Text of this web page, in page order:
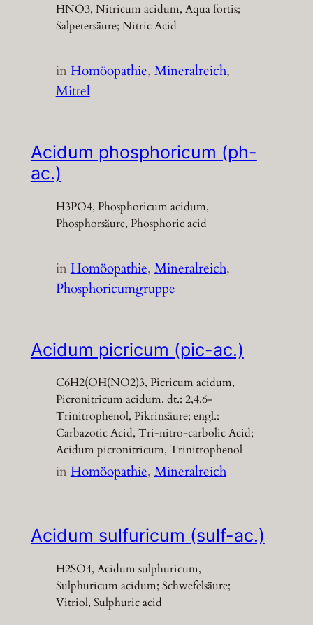
HNO3, Nitricum acidum, Aqua fortis;
Salpetersäure; Nitric Acid
inHomöopathie, Mineralreich
Mittel
Acidum phosphoricum (ph-
ac.)
H3PO4, Phosphoricum acidum,
Phosphorsäure, Phosphoric acid
inHomöopathie, Mineralreich
Phosphoricumgruppe
Acidum picricum (pic-ac.)
C6H2(OH(NO2)3, Picricum acidum,
Picronitricum acidum, dt.: 2,4,6-
Trinitrophenol, Pikrinsäure; engl.:
Carbazotic Acid, Tri-nitro-carbolic Acid;
Acidum picronitricum, Trinitrophenol
inHomöopathie, Mineralreich
Acidum sulfuricum (sulf-ac.)
H2SO4, Acidum sulphuricum,
Sulphuricum acidum; Schwefelsäure;
Vitriol, Sulphuric acid